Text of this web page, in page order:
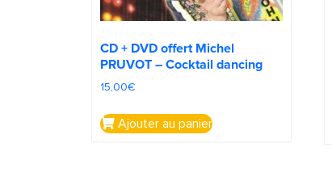
CD + DVD offert Michel
PRUVOT – Cocktail dancing
15,00€
Ajouter au panier